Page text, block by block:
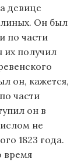
девице
Он был
по части
их получил
он, кажется,
части
он в
не
1823 года.
время